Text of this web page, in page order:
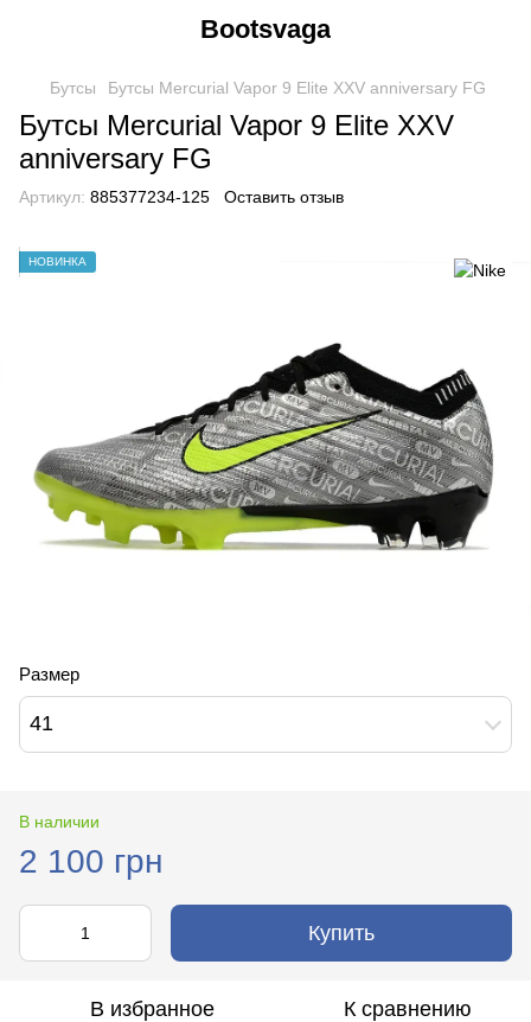
Bootsvaga
Бутсы Бутсы Mercurial Vapor 9 Elite XXV anniversary FG
Бутсы Mercurial Vapor 9 Elite XXV
anniversary FG
Артикул: 885377234-125 Оставить отзыв
НОВИНКА
Размер
41
В наличии
2 100 грн
Купить
В избранное К сравнению